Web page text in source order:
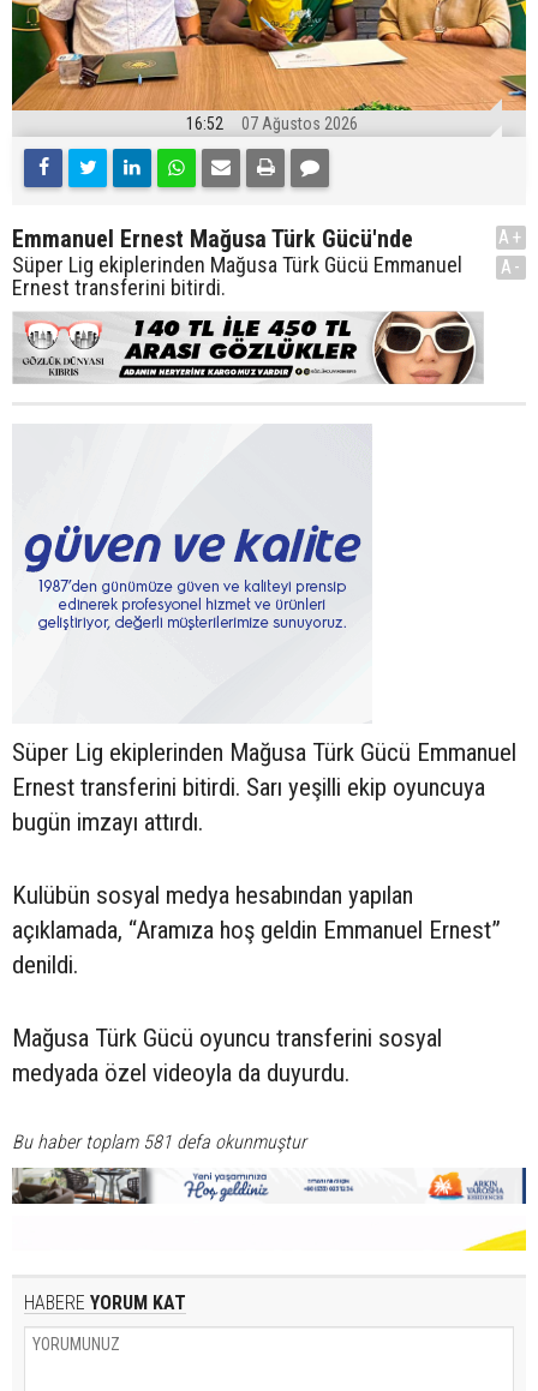
16:52 07 Ağustos 2026
Emmanuel Ernest Mağusa Türk Gücü'nde
Süper Lig ekiplerinden Mağusa Türk Gücü Emmanuel
Ernest transferini bitirdi.
A+
A-
Süper Lig ekiplerinden Mağusa Türk Gücü Emmanuel
Ernest transferini bitirdi. Sarı yeşilli ekip oyuncuya
bugün imzayı attırdı.
Kulübün sosyal medya hesabından yapılan
açıklamada, “Aramıza hoş geldin Emmanuel Ernest”
denildi.
Mağusa Türk Gücü oyuncu transferini sosyal
medyada özel videoyla da duyurdu.
Bu haber toplam 581 defa okunmuştur
HABERE YORUM KAT